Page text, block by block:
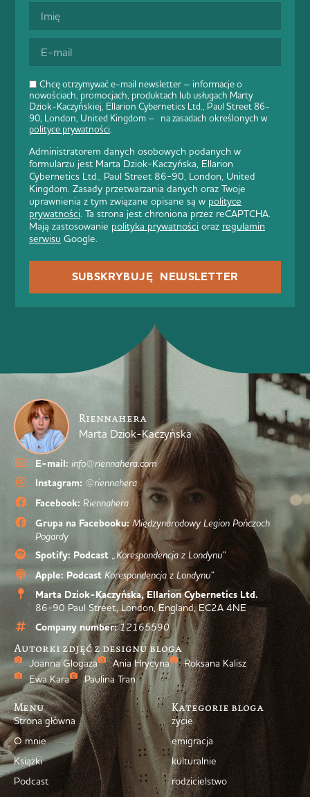
Chcę otrzymywać e-mail newsletter – informacje o
nowościach, promocjach, produktach lub usługach Marty
Dziok-Kaczyńskiej, Ellarion Cybernetics Ltd., Paul Street 86-
90, London, United Kingdom – na zasadach określonych w
polityce prywatności.
Administratorem danych osobowych podanych w
formularzu jest Marta Dziok-Kaczyńska, Ellarion
Cybernetics Ltd., Paul Street 86-90, London, United
Kingdom. Zasady przetwarzania danych oraz Twoje
uprawnienia z tym związane opisane są w polityce
prywatności. Ta strona jest chroniona przez reCAPTCHA.
Mają zastosowanie polityka prywatności oraz regulamin
serwisu Google.
SUBSKRYBUJĘ NEWSLETTER
Riennahera
Marta Dziok-Kaczyńska
E-mail: info@riennahera.com
Instagram: @riennahera
Facebook: Riennahera
Grupa na Facebooku: Międzynarodowy Legion Pończoch
Pogardy
Spotify: Podcast „Korespondencja z Londynu”
Apple: Podcast Korespondencja z Londynu”
Marta Dziok-Kaczyńska, Ellarion Cybernetics Ltd.
86-90 Paul Street, London, England, EC2A 4NE
Company number: 12165590
Autorki zdjęć z designu bloga
Joanna Glogaza Ania Hrycyna
Roksana Kalisz
Ewa Kara
Paulina Tran
Menu
Strona główna
O mnie
Książki
Podcast
Kategorie bloga
życie
emigracja
kulturalnie
rodzicielstwo